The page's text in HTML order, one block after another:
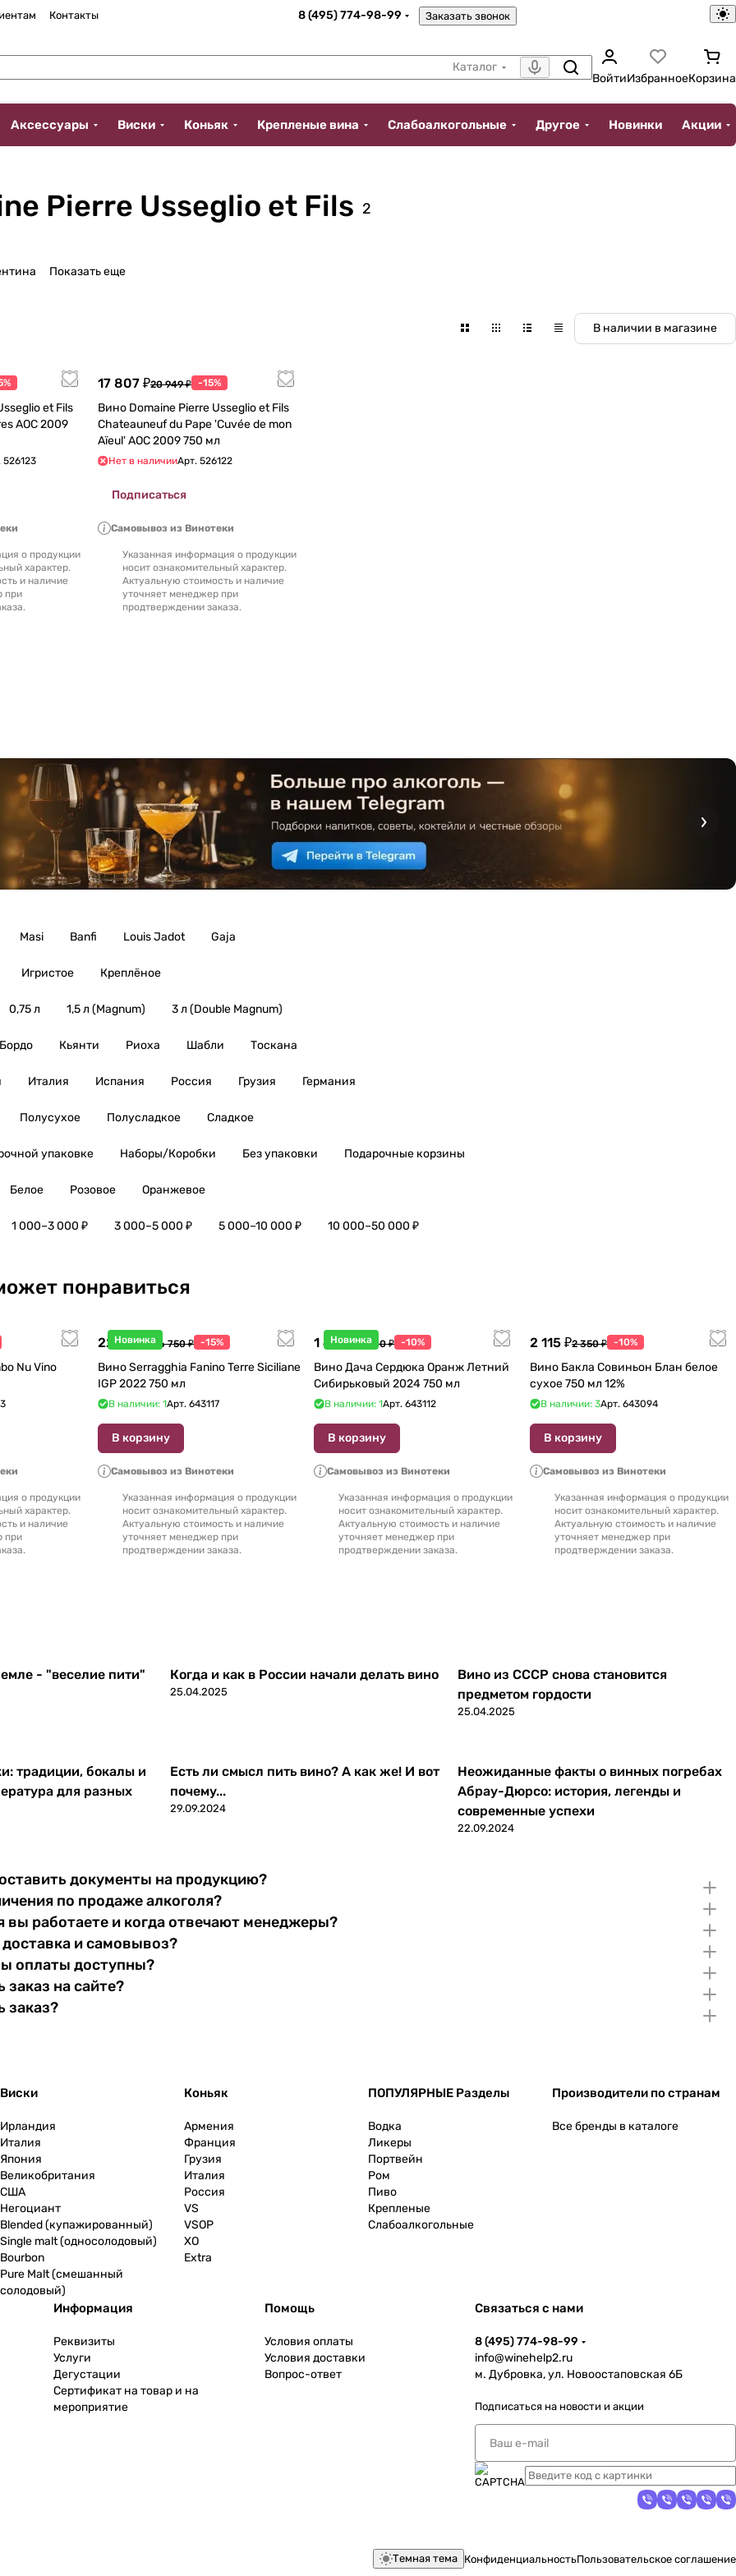
Контакты 8 (495) 774-98-99 Заказать звонок
Каталог
ВойтиИзбранноеКорзина
Аксессуары Виски Коньяк Крепленые вина Слабоалкогольные Другое Новинки Акции
Pierre Usseglio et Fils 2
Показать еще
В наличии в магазине
et Fils
2009
526123
о продукции
характер.
и наличие
при
17 807 ₽20 949 ₽ -15%
Вино Domaine Pierre Usseglio et Fils
Chаteauneuf du Pape 'Cuvée de mon
Aïeul' АОC 2009 750 мл
Нет в наличииАрт. 526122
Подписаться
Самовывоз из Винотеки
Указанная информация о продукции
носит ознакомительный характер.
Актуальную стоимость и наличие
уточняет менеджер при
продтверждении заказа.
Masi Banfi Louis Jadot Gaja
Игристое Креплёное
0,75 л 1,5 л (Magnum) 3 л (Double Magnum)
Бордо Кьянти Риоха Шабли Тоскана
Италия Испания Россия Грузия Германия
Полусухое Полусладкое Сладкое
упаковке Наборы/Коробки Без упаковки Подарочные корзины
Белое Розовое Оранжевое
1 000–3 000 ₽ 3 000–5 000 ₽ 5 000–10 000 ₽ 10 000–50 000 ₽
понравиться
Nu Vino
о продукции
характер.
и наличие
при
Новинка
22 738 ₽26 750 ₽ -15%
Вино Serragghia Fanino Terre Siciliane
IGP 2022 750 мл
В наличии: 1Арт. 643117
В корзину
Самовывоз из Винотеки
Указанная информация о продукции
носит ознакомительный характер.
Актуальную стоимость и наличие
уточняет менеджер при
продтверждении заказа.
Новинка
1 440 ₽1 600 ₽ -10%
Вино Дача Сердюка Оранж Летний
Сибирьковый 2024 750 мл
В наличии: 1Арт. 643112
В корзину
Самовывоз из Винотеки
Указанная информация о продукции
носит ознакомительный характер.
Актуальную стоимость и наличие
уточняет менеджер при
продтверждении заказа.
2 115 ₽2 350 ₽ -10%
Вино Бакла Совиньон Блан белое
сухое 750 мл 12%
В наличии: 3Арт. 643094
В корзину
Самовывоз из Винотеки
Указанная информация о продукции
носит ознакомительный характер.
Актуальную стоимость и наличие
уточняет менеджер при
продтверждении заказа.
- "веселие пити" Когда и как в России начали делать вино
25.04.2025
Вино из СССР снова становится
предметом гордости
25.04.2025
традиции, бокалы и
для разных
Есть ли смысл пить вино? А как же! И вот
почему...
29.09.2024
Неожиданные факты о винных погребах
Абрау-Дюрсо: история, легенды и
современные успехи
22.09.2024
документы на продукцию?
по продаже алкоголя?
вы работаете и когда отвечают менеджеры?
доставка и самовывоз?
оплаты доступны?
на сайте?
заказ?
Виски
Ирландия
Италия
Япония
Великобритания
США
Негоциант
Blended (купажированный)
Single malt (односолодовый)
Bourbon
Pure Malt (смешанный
солодовый)
Коньяк
Армения
Франция
Грузия
Италия
Россия
VS
VSOP
XO
Extra
ПОПУЛЯРНЫЕ Разделы
Водка
Ликеры
Портвейн
Ром
Пиво
Крепленые
Слабоалкогольные
Производители по странам
Все бренды в каталоге
Информация
Реквизиты
Услуги
Дегустации
Сертификат на товар и на
мероприятие
Помощь
Условия оплаты
Условия доставки
Вопрос-ответ
Связаться с нами
8 (495) 774-98-99
info@winehelp2.ru
м. Дубровка, ул. Новоостаповская 6Б
Подписаться на новости и акции
Темная тема КонфиденциальностьПользовательское соглашение